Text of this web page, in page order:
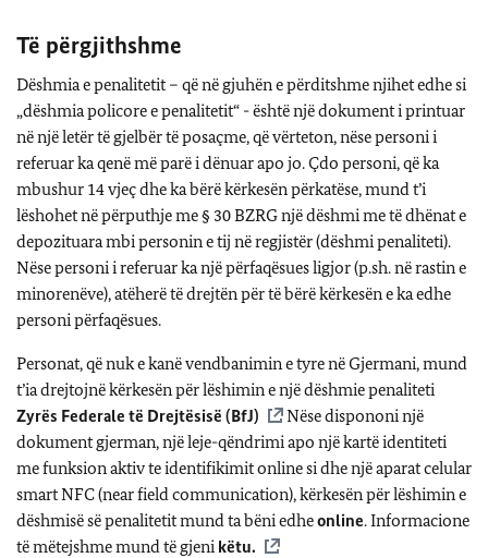
Të përgjithshme
Dëshmia e penalitetit – që në gjuhën e përditshme njihet edhe si
„dëshmia policore e penalitetit“ - është një dokument i printuar
në një letër të gjelbër të posaçme, që vërteton, nëse personi i
referuar ka qenë më parë i dënuar apo jo. Çdo personi, që ka
mbushur 14 vjeç dhe ka bërë kërkesën përkatëse, mund t’i
lëshohet në përputhje me § 30 BZRG një dëshmi me të dhënat e
depozituara mbi personin e tij në regjistër (dëshmi penaliteti).
Nëse personi i referuar ka një përfaqësues ligjor (p.sh. në rastin e
minorenëve), atëherë të drejtën për të bërë kërkesën e ka edhe
personi përfaqësues.
Personat, që nuk e kanë vendbanimin e tyre në Gjermani, mund
t’ia drejtojnë kërkesën për lëshimin e një dëshmie penaliteti
Zyrës Federale të Drejtësisë (BfJ)
Nëse dispononi një
dokument gjerman, një leje-qëndrimi apo një kartë identiteti
me funksion aktiv te identifikimit online si dhe një aparat celular
smart NFC (near field communication), kërkesën për lëshimin e
dëshmisë së penalitetit mund ta bëni edheonline. Informacione
të mëtejshme mund të gjeni këtu.